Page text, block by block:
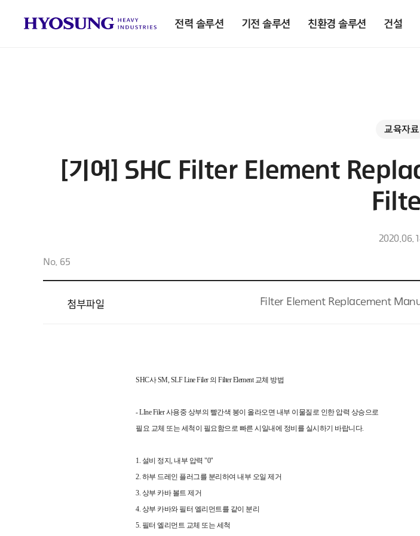
전력 솔루션 기전 솔루션 친환경 솔루션 건설
교육자료
[기어] SHC Filter Element
No. 65
첨부파일 Filter Element Replacement
SHC사 SM, SLF Line Filer 의 Filter Element 교체 방법
- LIne Filer 사용중 상부의 빨간색 봉이 올라오면 내부 이물질로 인한 압력 상승으로
필요 교체 또는 세척이 필요함으로 빠른 시일내에 정비를 실시하기 바랍니다.
1. 설비 정지, 내부 압력 "0"
2. 하부 드레인 플러그를 분리하여 내부 오일 제거
3. 상부 카바 볼트 제거
4. 상부 카바와 필터 엘리먼트를 같이 분리
5. 필터 엘리먼트 교체 또는 세척